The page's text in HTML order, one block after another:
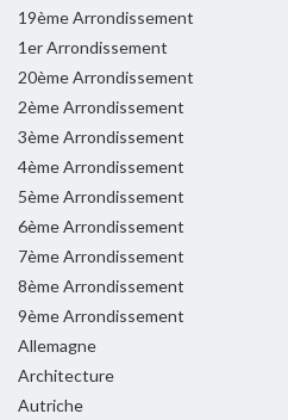
19ème Arrondissement
1er Arrondissement
20ème Arrondissement
2ème Arrondissement
3ème Arrondissement
4ème Arrondissement
5ème Arrondissement
6ème Arrondissement
7ème Arrondissement
8ème Arrondissement
9ème Arrondissement
Allemagne
Architecture
Autriche